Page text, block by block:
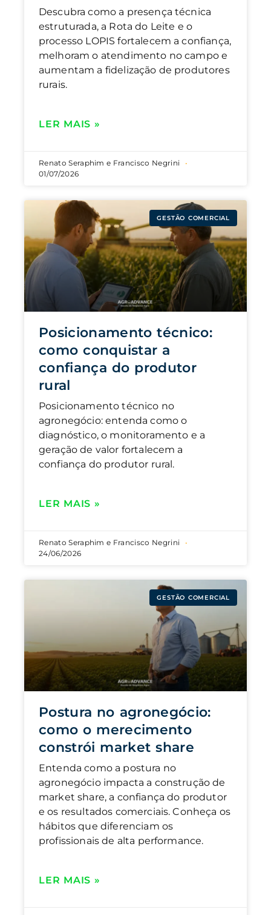
Descubra como a presença técnica
estruturada, a Rota do Leite e o
processo LOPIS fortalecem a confiança,
melhoram o atendimento no campo e
aumentam a fidelização de produtores
rurais.
LER MAIS »
Renato Seraphim e Francisco Negrini
01/07/2026
GESTÃO COMERCIAL
Posicionamento técnico:
como conquistar a
confiança do produtor
rural
Posicionamento técnico no
agronegócio: entenda como o
diagnóstico, o monitoramento e a
geração de valor fortalecem a
confiança do produtor rural.
LER MAIS »
Renato Seraphim e Francisco Negrini
24/06/2026
GESTÃO COMERCIAL
Postura no agronegócio:
como o merecimento
constrói market share
Entenda como a postura no
agronegócio impacta a construção de
market share, a confiança do produtor
e os resultados comerciais. Conheça os
hábitos que diferenciam os
profissionais de alta performance.
LER MAIS »